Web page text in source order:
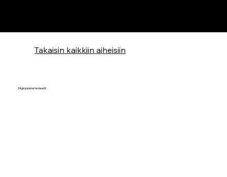
Takaisin kaikkiin aiheisiin
Digioppimateriaalit